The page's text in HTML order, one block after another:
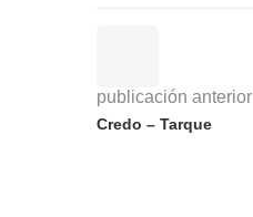
publicación anterior
Credo – Tarque